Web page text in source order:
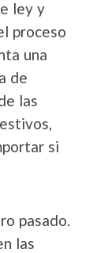
ley y
proceso
una
de
las
si
pasado.
las